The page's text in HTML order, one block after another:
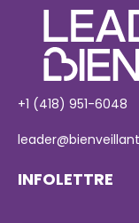
+1 (418) 951-6048
INFOLETTRE